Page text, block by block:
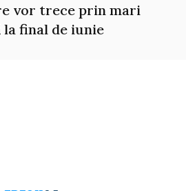
vor trece prin mari
final de iunie